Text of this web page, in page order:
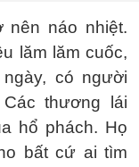
nên náo nhiệt.
lăm lăm cuốc,
có người
thương lái
hổ phách. Họ
bất cứ ai tìm